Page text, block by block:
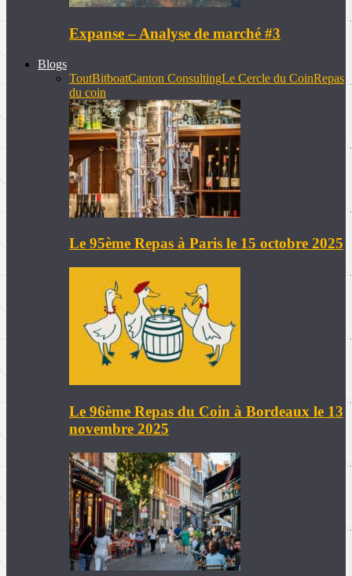
Expanse – Analyse de marché #3
Blogs
ToutBitboatCanton ConsultingLe Cercle du CoinRepas
du coin
Le 95ème Repas à Paris le 15 octobre 2025
Le 96ème Repas du Coin à Bordeaux le 13
novembre 2025